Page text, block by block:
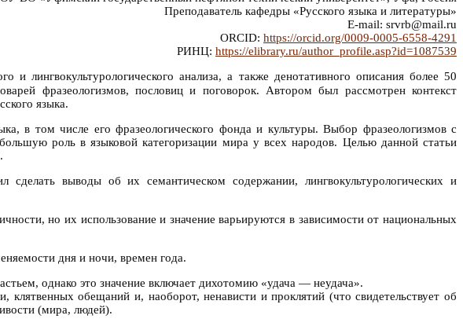
Преподаватель кафедры «Русского языка и литературы»
E-mail: srvrb@mail.ru
ORCID: https://orcid.org/0009-0005-6558-4291
РИНЦ: https://elibrary.ru/author_profile.asp?id=1087539
и лингвокультурологического анализа, а также денотативного описания более 50
фразеологизмов, пословиц и поговорок. Автором был рассмотрен контекст
языка.
в том числе его фразеологического фонда и культуры. Выбор фразеологизмов с
роль в языковой категоризации мира у всех народов. Целью данной статьи
сделать выводы об их семантическом содержании, лингвокультурологических и
но их использование и значение варьируются в зависимости от национальных
дня и ночи, времен года.
однако это значение включает дихотомию «удача — неудача».
обещаний и, наоборот, ненависти и проклятий (что свидетельствует об
(мира, людей).